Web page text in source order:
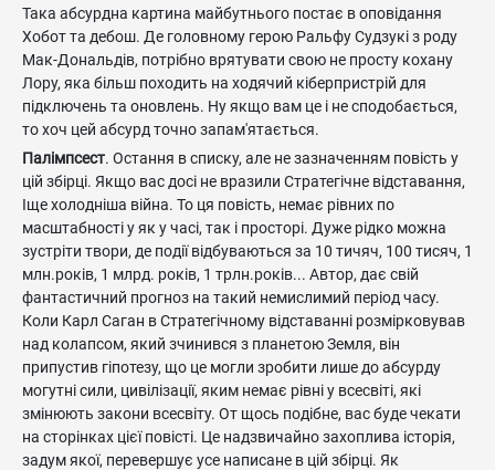
Така абсурдна картина майбутнього постає в оповідання
Хобот та дебош. Де головному герою Ральфу Судзукі з роду
Мак-Дональдів, потрібно врятувати свою не просту кохану
Лору, яка більш походить на ходячий кіберпристрій для
підключень та оновлень. Ну якщо вам це і не сподобається,
то хоч цей абсурд точно запам'ятається.
Палімпсест. Остання в списку, але не зазначенням повість у
цій збірці. Якщо вас досі не вразили Стратегічне відставання,
Іще холодніша війна. То ця повість, немає рівних по
масштабності у як у часі, так і просторі. Дуже рідко можна
зустріти твори, де події відбуваються за 10 тичяч, 100 тисяч, 1
млн.років, 1 млрд. років, 1 трлн.років... Автор, дає свій
фантастичний прогноз на такий немислимий період часу.
Коли Карл Саган в Стратегічному відставанні розмірковував
над колапсом, який зчинився з планетою Земля, він
припустив гіпотезу, що це могли зробити лише до абсурду
могутні сили, цивілізації, яким немає рівні у всесвіті, які
змінюють закони всесвіту. От щось подібне, вас буде чекати
на сторінках цієї повісті. Це надзвичайно захоплива історія,
задум якої, перевершує усе написане в цій збірці. Як